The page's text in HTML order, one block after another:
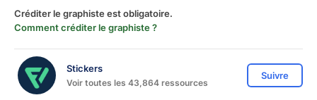
Créditer le graphiste est obligatoire.
Comment créditer le graphiste ?
Stickers
Voir toutes les 43,864 ressources
Suivre